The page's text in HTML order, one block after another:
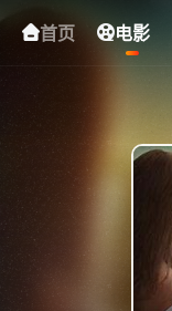
首页 电影